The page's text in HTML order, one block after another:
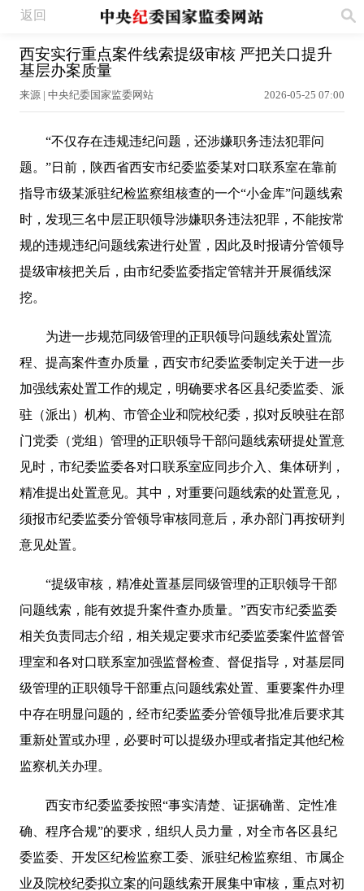
返回
西安实行重点案件线索提级审核 严把关口提升
基层办案质量
来源 | 中央纪委国家监委网站 2026-05-25 07:00
“不仅存在违规违纪问题，还涉嫌职务违法犯罪问
题。”日前，陕西省西安市纪委监委某对口联系室在靠前
指导市级某派驻纪检监察组核查的一个“小金库”问题线索
时，发现三名中层正职领导涉嫌职务违法犯罪，不能按常
规的违规违纪问题线索进行处置，因此及时报请分管领导
提级审核把关后，由市纪委监委指定管辖并开展循线深
挖。
为进一步规范同级管理的正职领导问题线索处置流
程、提高案件查办质量，西安市纪委监委制定关于进一步
加强线索处置工作的规定，明确要求各区县纪委监委、派
驻（派出）机构、市管企业和院校纪委，拟对反映驻在部
门党委（党组）管理的正职领导干部问题线索研提处置意
见时，市纪委监委各对口联系室应同步介入、集体研判，
精准提出处置意见。其中，对重要问题线索的处置意见，
须报市纪委监委分管领导审核同意后，承办部门再按研判
意见处置。
“提级审核，精准处置基层同级管理的正职领导干部
问题线索，能有效提升案件查办质量。”西安市纪委监委
相关负责同志介绍，相关规定要求市纪委监委案件监督管
理室和各对口联系室加强监督检查、督促指导，对基层同
级管理的正职领导干部重点问题线索处置、重要案件办理
中存在明显问题的，经市纪委监委分管领导批准后要求其
重新处置或办理，必要时可以提级办理或者指定其他纪检
监察机关办理。
西安市纪委监委按照“事实清楚、证据确凿、定性准
确、程序合规”的要求，组织人员力量，对全市各区县纪
委监委、开发区纪检监察工委、派驻纪检监察组、市属企
业及院校纪委拟立案的问题线索开展集中审核，重点对初